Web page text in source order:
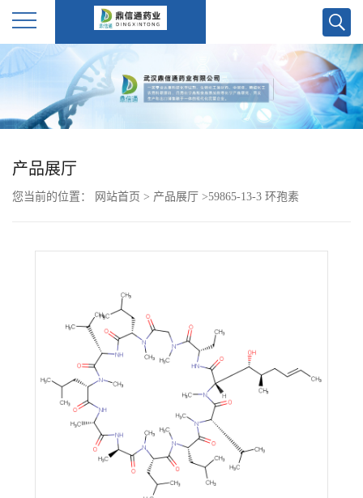
公
产品展厅
您当前的位置： 网站首页 > 产品展厅 >59865-13-3 环孢素